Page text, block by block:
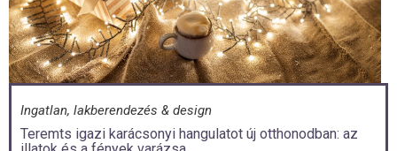
Ingatlan, lakberendezés & design
Teremts igazi karácsonyi hangulatot új otthonodban: az